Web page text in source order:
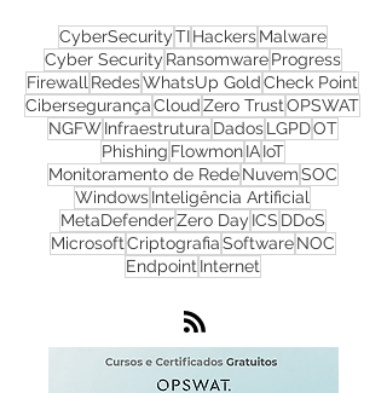
CyberSecurityTIHackersMalware
Cyber SecurityRansomwareProgress
FirewallRedesWhatsUp GoldCheck Point
CibersegurançaCloudZero TrustOPSWAT
NGFWInfraestruturaDadosLGPDOT
PhishingFlowmonIAIoT
Monitoramento de RedeNuvemSOC
WindowsInteligência Artificial
MetaDefenderZero DayICS
EndpointInternet